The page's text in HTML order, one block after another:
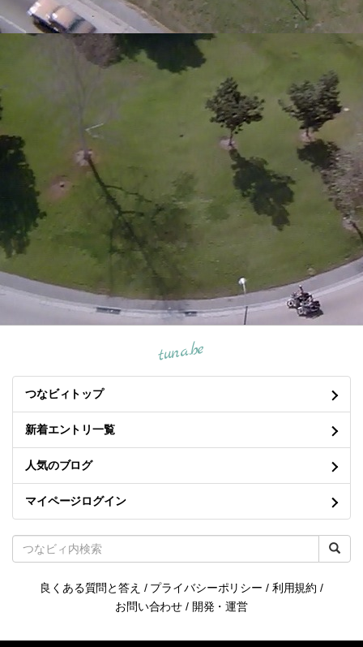
tuna.be
つなビィトップ
新着エントリ一覧
人気のブログ
マイページログイン
良くある質問と答え / プライバシーポリシー / 利用規約 /
お問い合わせ / 開発・運営